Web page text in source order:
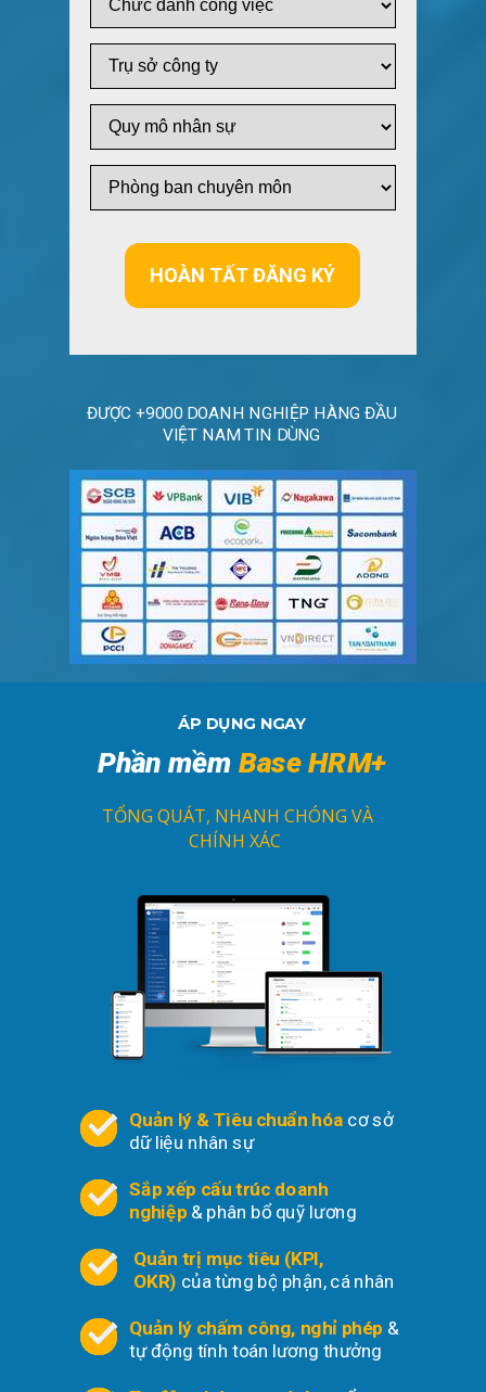
HOÀN TẤT ĐĂNG KÝ
ÁP DỤNG NGAY
Phần mềm Base HRM+
Quản lý & Tiêu chuẩn hóa cơ sở
dữ liệu nhân sự
Sắp xếp cấu trúc doanh
nghiệp & phân bổ quỹ lương
Quản lý chấm công, nghỉ phép &
tự động tính toán lương thưởng
Quản trị mục tiêu (KPI,
OKR) của từng bộ phận, cá nhân
TỔNG QUÁT, NHANH CHÓNG VÀ
CHÍNH XÁC
ĐƯỢC +9000 DOANH NGHIỆP HÀNG ĐẦU
VIỆT NAM TIN DÙNG